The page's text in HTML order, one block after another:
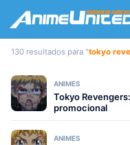
130 resultados para "tokyo
ANIMES
Tokyo
promocional
ANIMES